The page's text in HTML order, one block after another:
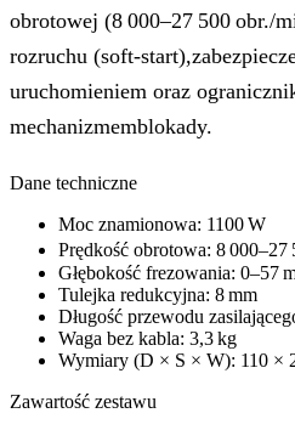
obrotowej (8 000–27 500 obr./
rozruchu
uruchomieniem oraz
mechanizmemblokady.
Dane techniczne
Moc znamionowa: 1100 W
Prędkość obrotowa: 8 000–27
Głębokość frezowania: 0–57
Tulejka redukcyjna: 8 mm
Długość przewodu
Waga bez kabla: 3,3 kg
Wymiary (D × S × W): 110 ×
Zawartość zestawu